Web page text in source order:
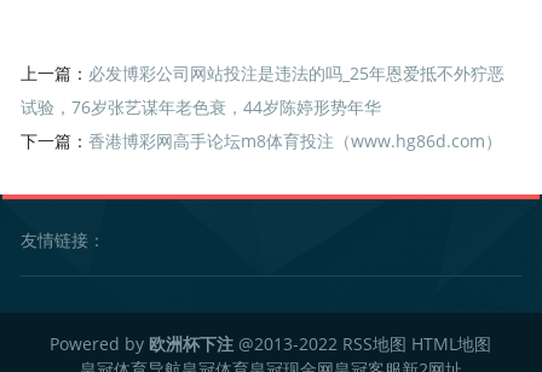
上一篇： 必发博彩公司网站投注是违法的吗_25年恩爱抵不外狞恶
试验，76岁张艺谋年老色衰，44岁陈婷形势年华
下一篇：香港博彩网高手论坛m8体育投注（www.hg86d.com）
友情链接：
Powered by 欧洲杯下注 @2013-2022 RSS地图 HTML地图